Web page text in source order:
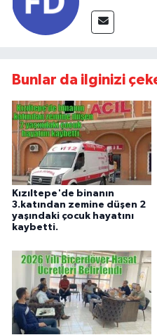
Bunlar da ilginizi
Kızıltepe'de binanın
3.katından zemine düşen 2
yaşındaki çocuk hayatını
kaybetti.